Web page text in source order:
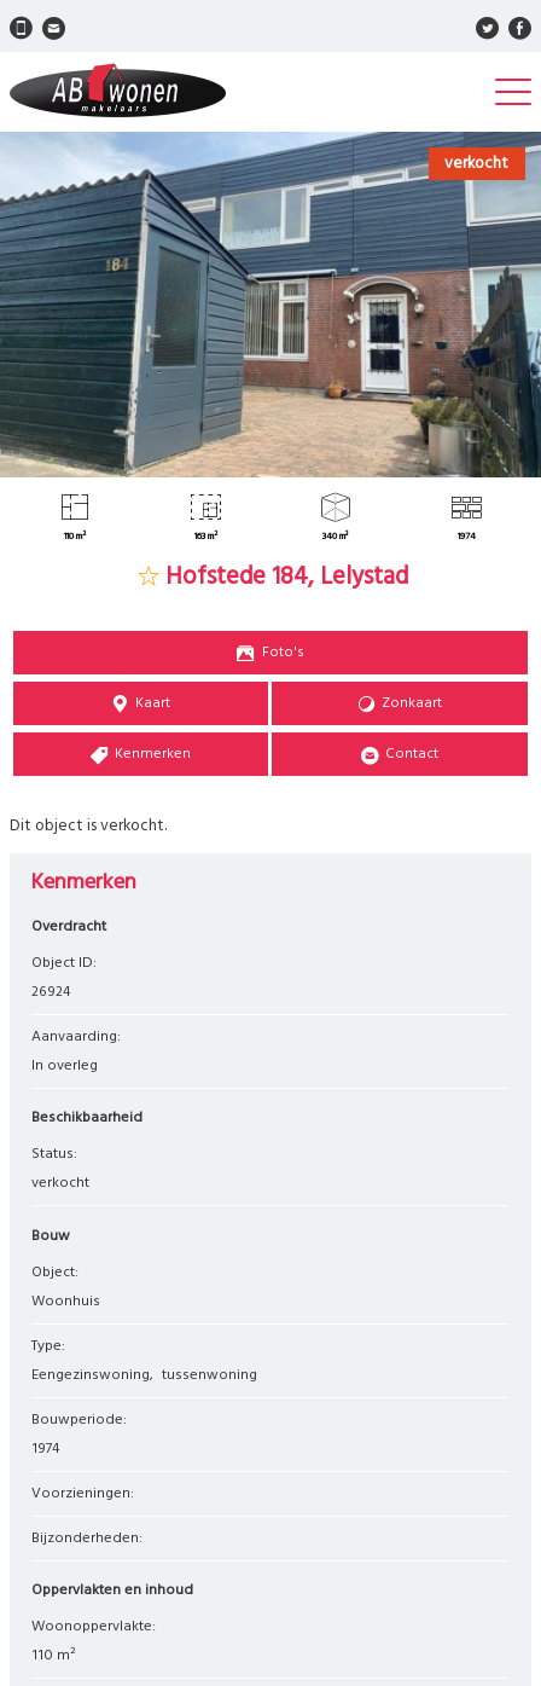
verkocht
110 m² 163 m² 340 m³ 1974
Hofstede 184, Lelystad
Foto's
Kaart Zonkaart
Kenmerken Contact
Dit object is verkocht.
Kenmerken
Overdracht
Object ID:
26924
Aanvaarding:
In overleg
Beschikbaarheid
Status:
verkocht
Bouw
Object:
woonhuis
Type:
eengezinswoning tussenwoning
Bouwperiode:
1974
Voorzieningen:
Bijzonderheden:
Oppervlakten en inhoud
Woonoppervlakte:
110 m²